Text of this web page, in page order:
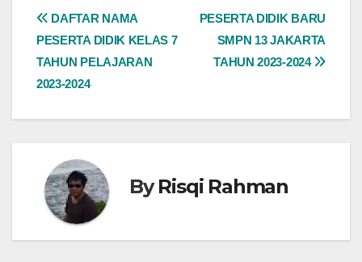
Post
navigation
PESERTA DIDIK BARU
SMPN 13 JAKARTA
TAHUN 2023-2024
DAFTAR NAMA
PESERTA DIDIK KELAS 7
TAHUN PELAJARAN
2023-2024
ByRisqi Rahman